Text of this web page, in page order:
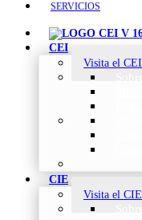
SERVICIOS
CEI
Visita el CEI
CIE
Visita el CIE